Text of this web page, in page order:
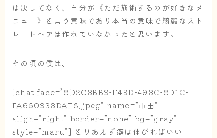
は決してなく、自分が《ただ施術するのが好きなメ
ニュー》と言う意味であり本当の意味で綺麗なスト
レートヘアは作れていなかったと思います。
その頃の僕は、
[chat face=”8D2C3BB9-F49D-493C-8D1C-
FA650933DAF8.jpeg” name=”市田”
align=”right” border=”none” bg=”gray”
style=”maru”] とりあえず癖は伸びればいい